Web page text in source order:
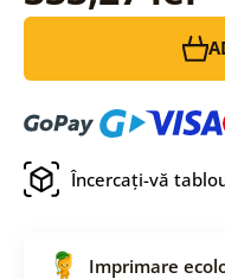
Încercați-vă
Imprimare